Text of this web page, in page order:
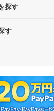
探す
す
す
中
中
教